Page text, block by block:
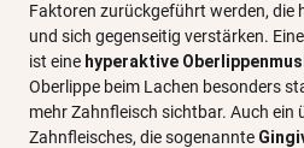
Faktoren zurückgeführt werden, die
und sich gegenseitig verstärken.
ist eine hyperaktive
Oberlippe beim Lachen besonders
mehr Zahnfleisch sichtbar. Auch ein
Zahnfleisches, die sogenannte